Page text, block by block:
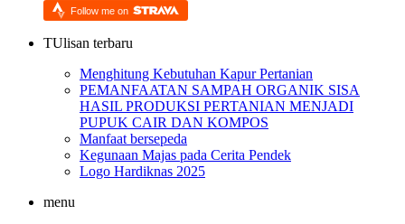
Follow me on
TUlisan terbaru
Menghitung Kebutuhan Kapur Pertanian
PEMANFAATAN SAMPAH ORGANIK SISA
HASIL PRODUKSI PERTANIAN MENJADI
PUPUK CAIR DAN KOMPOS
Manfaat bersepeda
Kegunaan Majas pada Cerita Pendek
Logo Hardiknas 2025
menu